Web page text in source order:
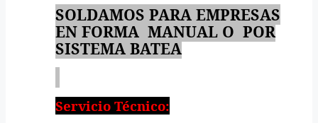
SOLDAMOS PARA EMPRESAS
EN FORMA MANUAL O POR
SISTEMA BATEA
Servicio Técnico: